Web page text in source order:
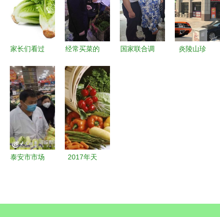
篮子”安全
场集中夜查
行动
品安全
入专项检查
行动
家长们看过
食物给孩子
吃，好消化
更长个
经常买菜的
从今天起，
买这种菜千
万看“双
证”，否
则……扩散
提醒！
国家联合调
炎陵山珍
泰安市市场
2017年天